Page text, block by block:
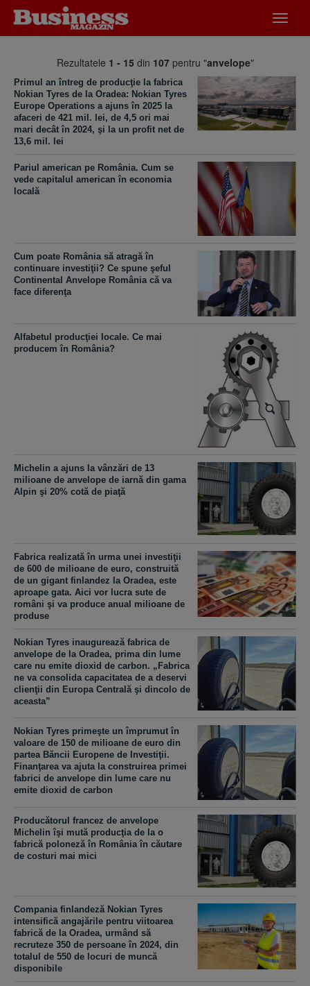
meniu
Rezultatele 1 - 15 din 107pentru "anvelope"
Primul an întreg de producţie la fabrica
Nokian Tyres de la Oradea: Nokian Tyres
Europe Operations a ajuns în 2025 la
afaceri de 421 mil. lei, de 4,5 ori mai
mari decât în 2024, şi la un profit net de
13,6 mil. lei
Pariul american pe România. Cum se
vede capitalul american în economia
locală
Cum poate România să atragă în
continuare investiţii? Ce spune şeful
Continental Anvelope România că va
face diferenţa
Alfabetul producţiei locale. Ce mai
producem în România?
Michelin a ajuns la vânzări de 13
milioane de anvelope de iarnă din gama
Alpin şi 20% cotă de piaţă
Fabrica realizată în urma unei investiţii
de 600 de milioane de euro, construită
de un gigant finlandez la Oradea, este
aproape gata. Aici vor lucra sute de
români şi va produce anual milioane de
produse
Nokian Tyres inaugurează fabrica de
anvelope de la Oradea, prima din lume
care nu emite dioxid de carbon. „Fabrica
ne va consolida capacitatea de a deservi
clienţii din Europa Centrală şi dincolo de
aceasta”
Nokian Tyres primeşte un împrumut în
valoare de 150 de milioane de euro din
partea Băncii Europene de Investiţii.
Finanţarea va ajuta la construirea primei
fabrici de anvelope din lume care nu
emite dioxid de carbon
Producătorul francez de anvelope
Michelin îşi mută producţia de la o
fabrică poloneză în România în căutare
de costuri mai mici
Compania finlandeză Nokian Tyres
intensifică angajările pentru viitoarea
fabrică de la Oradea, urmând să
recruteze 350 de persoane în 2024, din
totalul de 550 de locuri de muncă
disponibile